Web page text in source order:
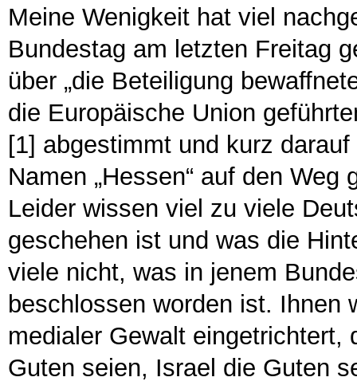
Meine Wenigkeit hat viel
Bundestag am letzten Freitag
über „die Beteiligung
die Europäische Union
[1] abgestimmt und kurz
Namen „Hessen“ auf den
Leider wissen viel zu viele
geschehen ist und was die
viele nicht, was in jenem
beschlossen worden ist. Ihnen
medialer Gewalt eingetrichtert,
Guten seien, Israel die Guten